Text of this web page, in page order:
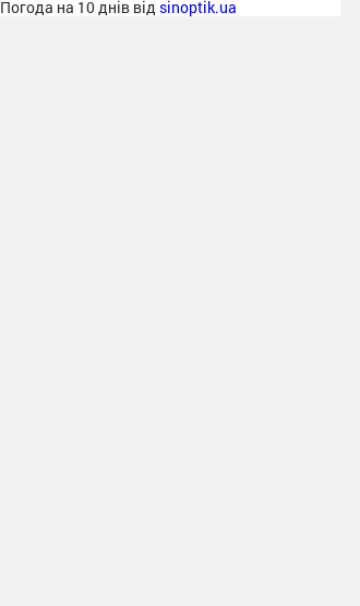
Погода на 10 днів від sinoptik.ua